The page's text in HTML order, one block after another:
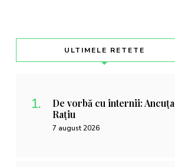
ULTIMELE RETETE
De vorbă cu internii: Ancuța
Rațiu
7 august 2026